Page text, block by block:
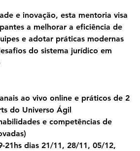
e inovação, esta mentoria visa
a melhorar a eficiência de
e adotar práticas modernas
do sistema jurídico em
ao vivo online e práticos de 2
do Universo Ágil
e competências de
21hs dias 21/11, 28/11, 05/12,